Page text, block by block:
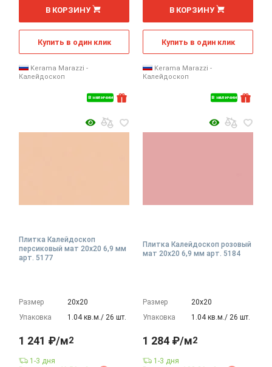
В наличии
м
В КОРЗИНУ
Купить в один клик
Kerama Marazzi -
Калейдоскоп
В наличии
м
В КОРЗИНУ
Купить в один клик
Kerama Marazzi -
Калейдоскоп
Плитка Калейдоскоп
персиковый мат 20x20 6,9 мм
арт. 5177
Размер
20х20
Упаковка
1.04 кв.м./ 26 шт.
1 241 ₽/м2
1-3 дня
Плитка Калейдоскоп розовый
мат 20x20 6,9 мм арт. 5184
Размер
20х20
Упаковка
1.04 кв.м./ 26 шт.
1 284 ₽/м2
1-3 дня